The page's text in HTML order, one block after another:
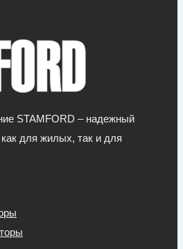
STAMFORD – надежный
как для жилых, так и для